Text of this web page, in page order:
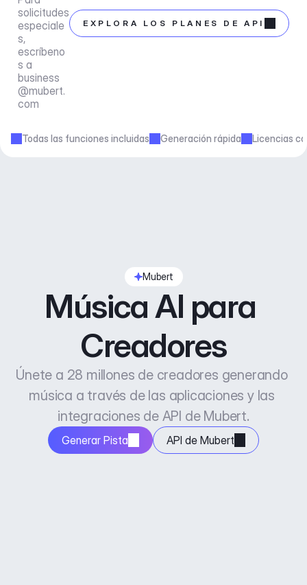
solicitudes
especiale
s,
escríbeno
business
@mubert.
com
EXPLORA LOS PLANES DE API
Todas las funciones incluidas Generación rápida Licencias
Mubert
Música AI para
Creadores
Únete a 28 millones de creadores generando
música a través de las aplicaciones y las
integraciones de API de Mubert.
Generar Pista API de Mubert